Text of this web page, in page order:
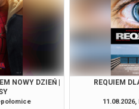
NOWY DZIEŃ |
REQUIEM